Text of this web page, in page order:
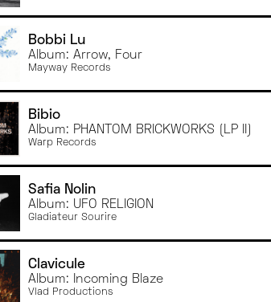
Bobbi Lu
Album: Arrow, Four
Mayway Records
Bibio
Album: PHANTOM BRICKWORKS (LP II)
Warp Records
Safia Nolin
Album: UFO RELIGION
Gladiateur Sourire
Clavicule
Album: Incoming Blaze
Vlad Productions